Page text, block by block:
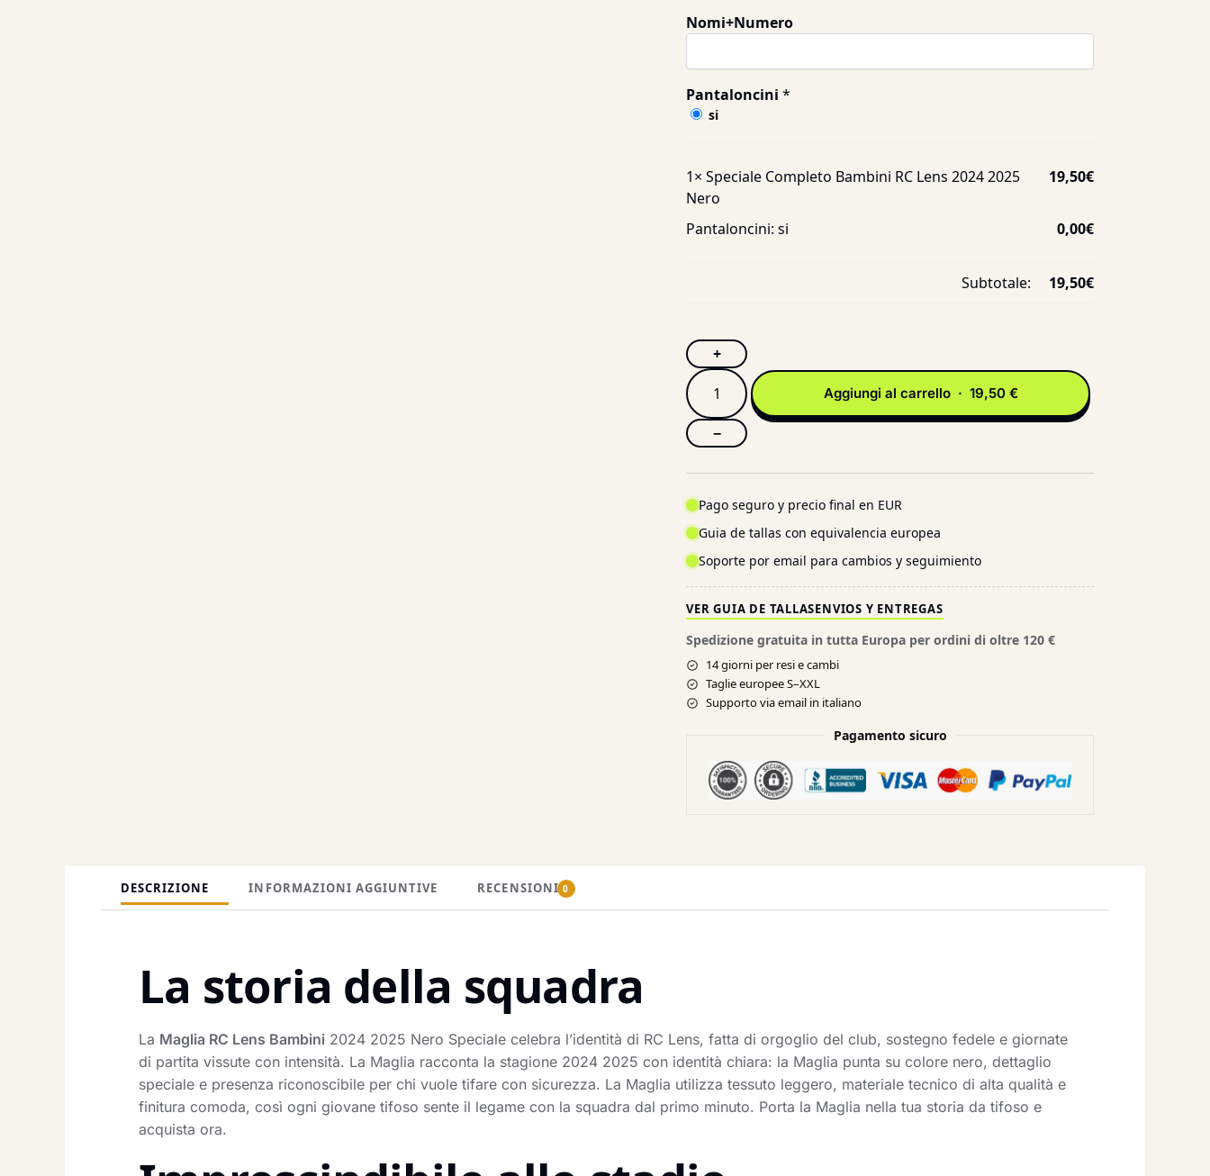
Nomi+Numero
Pantaloncini *
si
1× Speciale Completo Bambini RC Lens 2024 2025
Nero
19,50€
Pantaloncini: si 0,00€
Subtotale: 19,50€
+
−
Aggiungi al carrello · 19,50 €
Pago seguro y precio final en EUR
Guia de tallas con equivalencia europea
Soporte por email para cambios y seguimiento
VER GUIA DE TALLASENVIOS Y ENTREGAS
Spedizione gratuita in tutta Europa per ordini di oltre 120 €
14 giorni per resi e cambi
Taglie europee S–XXL
Supporto via email in italiano
Pagamento sicuro
DESCRIZIONE INFORMAZIONI AGGIUNTIVE RECENSIONI 0
La storia della squadra
La Maglia RC Lens Bambini2024 2025 Nero Speciale celebra l’identità di RC Lens, fatta di orgoglio del club, sostegno fedele e giornate
di partita vissute con intensità. La Maglia racconta la stagione 2024 2025 con identità chiara: la Maglia punta su colore nero, dettaglio
speciale e presenza riconoscibile per chi vuole tifare con sicurezza. La Maglia utilizza tessuto leggero, materiale tecnico di alta qualità e
finitura comoda, così ogni giovane tifoso sente il legame con la squadra dal primo minuto. Porta la Maglia nella tua storia da tifoso e
acquista ora.